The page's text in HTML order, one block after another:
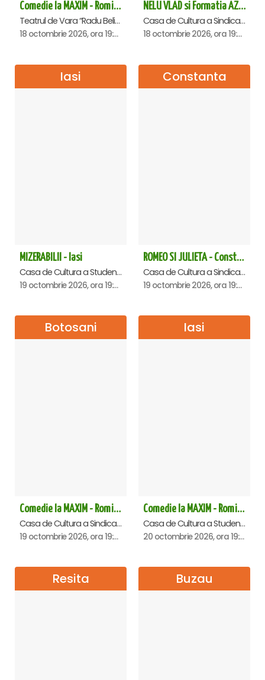
Comedie la MAXIM - Romica Tociu si Cornel Palade - Bacau
Teatrul de Vara “Radu Beligan”, Bacau
18 octombrie 2026, ora 19:30
NELU VLAD si Formatia AZUR - Turneu Aniversar 50 de ani - Alba Iulia
Casa de Cultura a Sindicatelor , Alba-Iulia
18 octombrie 2026, ora 19:30
Iasi
MIZERABILII - Iasi
Casa de Cultura a Studentilor , Iasi
19 octombrie 2026, ora 19:00
Constanta
ROMEO SI JULIETA - Constanta
Casa de Cultura a Sindicatelor - Sala Mare, Constanta
19 octombrie 2026, ora 19:00
Botosani
Comedie la MAXIM - Romica Tociu și Cornel Palade - Botosani
Casa de Cultura a Sindicatelor "Nicolae Iorga" , Botosani
19 octombrie 2026, ora 19:00
Iasi
Comedie la MAXIM - Romica Tociu si Cornel Palade - Iasi
Casa de Cultura a Studentilor , Iasi
20 octombrie 2026, ora 19:00
Resita Buzau